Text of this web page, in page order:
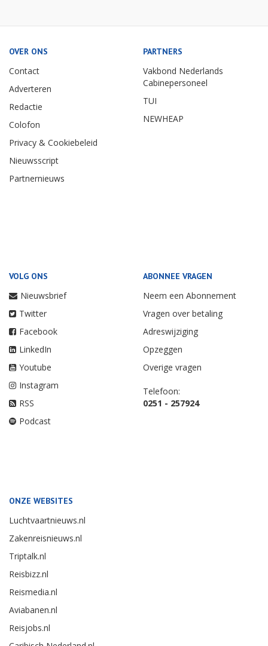
OVER ONS
Contact
Adverteren
Redactie
Colofon
Privacy & Cookiebeleid
Nieuwsscript
Partnernieuws
PARTNERS
Vakbond Nederlands
Cabinepersoneel
TUI
NEWHEAP
VOLG ONS
Nieuwsbrief
Twitter
Facebook
LinkedIn
Youtube
Instagram
RSS
Podcast
ABONNEE VRAGEN
Neem een Abonnement
Vragen over betaling
Adreswijziging
Opzeggen
Overige vragen
Telefoon:
0251 - 257924
ONZE WEBSITES
Luchtvaartnieuws.nl
Zakenreisnieuws.nl
Triptalk.nl
Reisbizz.nl
Reismedia.nl
Aviabanen.nl
Reisjobs.nl